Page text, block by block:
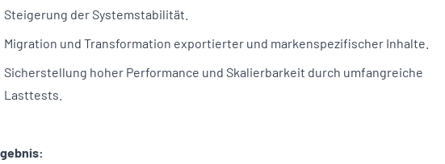
Steigerung der Systemstabilität.
Migration und Transformation exportierter und markenspezifischer Inhalte.
Sicherstellung hoher Performance und Skalierbarkeit durch umfangreiche
Lasttests.